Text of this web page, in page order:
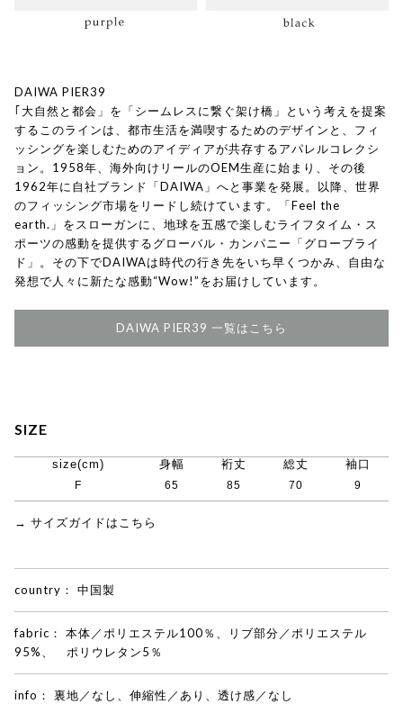
DAIWA PIER39
｢大自然と都会」を「シームレスに繋ぐ架け橋」という考えを提案
するこのラインは、都市生活を満喫するためのデザインと、フィ
ッシングを楽しむためのアイディアが共存するアパレルコレクシ
ョン。1958年、海外向けリールのOEM生産に始まり、その後
1962年に自社ブランド「DAIWA」へと事業を発展。以降、世界
のフィッシング市場をリードし続けています。「Feel the
earth.」をスローガンに、地球を五感で楽しむライフタイム・ス
ポーツの感動を提供するグローバル・カンパニー「グローブライ
ド」。その下でDAIWAは時代の行き先をいち早くつかみ、自由な
発想で人々に新たな感動“Wow!”をお届けしています。
DAIWA PIER39 一覧はこちら
SIZE
size(cm) 身幅 裄丈 総丈 袖口
F 65 85 70 9
→ サイズガイドはこちら
country： 中国製
fabric：
本体／ポリエステル100％、リブ部分／ポリエステル
95%、 ポリウレタン5％
info： 裏地／なし、伸縮性／あり、透け感／なし